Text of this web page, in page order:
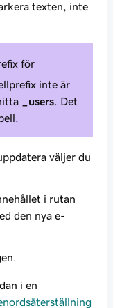
texten, inte
för
inte är
_users . Det
väljer du
i rutan
den nya e-
i en